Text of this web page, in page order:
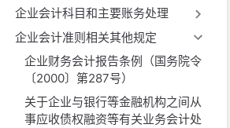
企业会计科目和主要账务处理
企业会计准则相关其他规定
企业财务会计报告条例（国务院令
〔2000〕第287号）
关于企业与银行等金融机构之间从
事应收债权融资等有关业务会计处